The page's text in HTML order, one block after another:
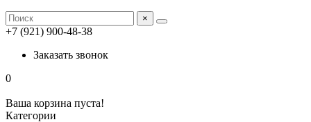
×
+7 (921) 900-48-38
Заказать звонок
0
Ваша корзина пуста!
Категории